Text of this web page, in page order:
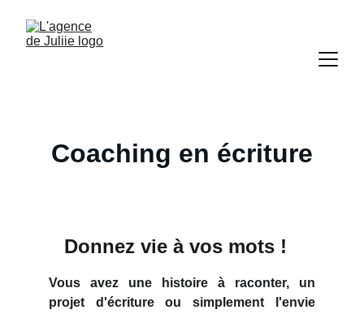
Coaching en écriture
Donnez vie à vos mots !
Vous avez une histoire à raconter, un
projet d'écriture ou simplement l'envie